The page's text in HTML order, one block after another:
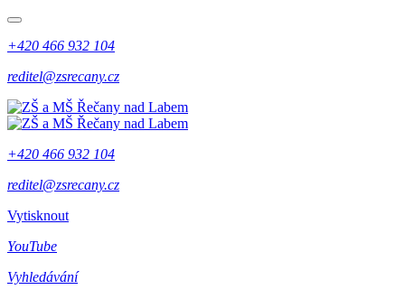
+420 466 932 104
reditel@zsrecany.cz
+420 466 932 104
reditel@zsrecany.cz
Vytisknout
YouTube
Vyhledávání